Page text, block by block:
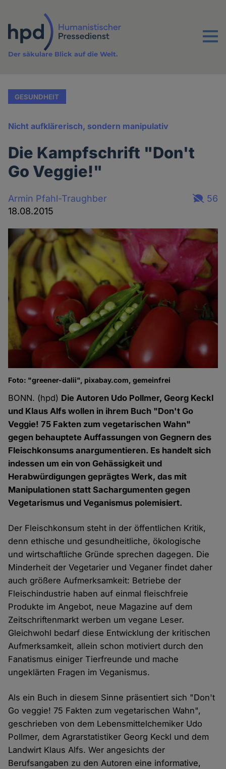
Inhalt
Menu
Der säkulare Blick auf die Welt.
GESUNDHEIT
Nicht aufklärerisch, sondern manipulativ
Die Kampfschrift "Don't
Go Veggie!"
Armin Pfahl-Traughber
18.08.2015
56
Foto: "greener-dalii", pixabay.com, gemeinfrei
BONN. (hpd) Die Autoren Udo Pollmer, Georg Keckl
und Klaus Alfs wollen in ihrem Buch "Don't Go
Veggie! 75 Fakten zum vegetarischen Wahn"
gegen behauptete Auffassungen von Gegnern des
Fleischkonsums anargumentieren. Es handelt sich
indessen um ein von Gehässigkeit und
Herabwürdigungen geprägtes Werk, das mit
Manipulationen statt Sachargumenten gegen
Vegetarismus und Veganismus polemisiert.
Der Fleischkonsum steht in der öffentlichen Kritik,
denn ethische und gesundheitliche, ökologische
und wirtschaftliche Gründe sprechen dagegen. Die
Minderheit der Vegetarier und Veganer findet daher
auch größere Aufmerksamkeit: Betriebe der
Fleischindustrie haben auf einmal fleischfreie
Produkte im Angebot, neue Magazine auf dem
Zeitschriftenmarkt werben um vegane Leser.
Gleichwohl bedarf diese Entwicklung der kritischen
Aufmerksamkeit, allein schon motiviert durch den
Fanatismus einiger Tierfreunde und mache
ungeklärten Fragen im Veganismus.
Als ein Buch in diesem Sinne präsentiert sich "Don't
Go veggie! 75 Fakten zum vegetarischen Wahn",
geschrieben von dem Lebensmittelchemiker Udo
Pollmer, dem Agrarstatistiker Georg Keckl und dem
Landwirt Klaus Alfs. Wer angesichts der
Berufsangaben zu den Autoren eine informative,